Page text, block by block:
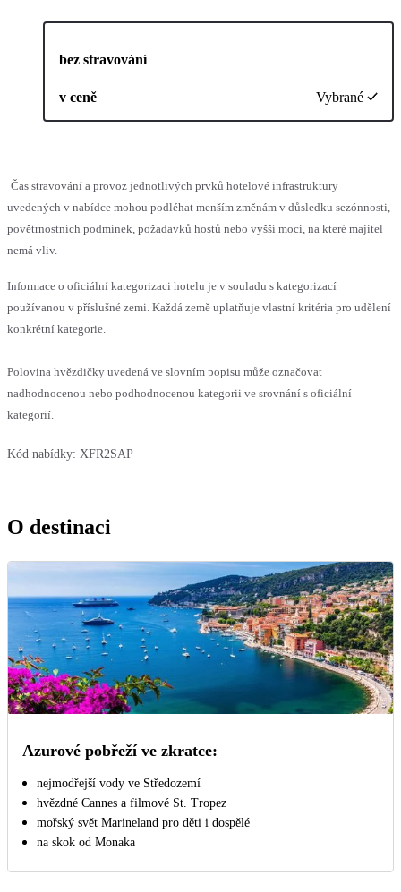
bez stravování
v ceně Vybrané
Čas stravování a provoz jednotlivých prvků hotelové infrastruktury
uvedených v nabídce mohou podléhat menším změnám v důsledku sezónnosti,
povětrnostních podmínek, požadavků hostů nebo vyšší moci, na které majitel
nemá vliv.
Informace o oficiální kategorizaci hotelu je v souladu s kategorizací
používanou v příslušné zemi. Každá země uplatňuje vlastní kritéria pro udělení
konkrétní kategorie.
Polovina hvězdičky uvedená ve slovním popisu může označovat
nadhodnocenou nebo podhodnocenou kategorii ve srovnání s oficiální
kategorií.
Kód nabídky: XFR2SAP
O destinaci
Azurové pobřeží ve zkratce:
nejmodřejší vody ve Středozemí
hvězdné Cannes a filmové St. Tropez
mořský svět Marineland pro děti i dospělé
na skok od Monaka